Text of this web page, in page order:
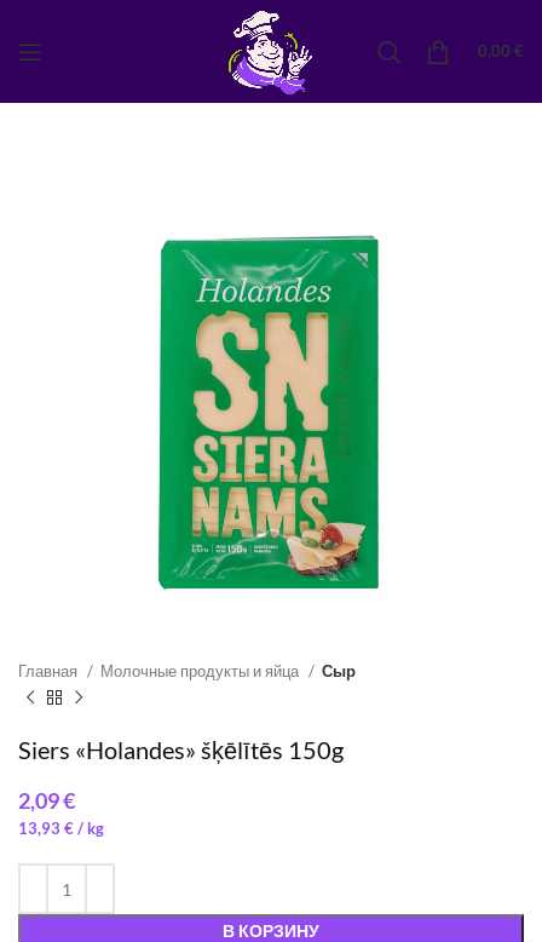
0,00 €
Главная Молочные продукты и яйца Сыр
Siers «Holandes» šķēlītēs 150g
€
13,93 €/
В КОРЗИНУ